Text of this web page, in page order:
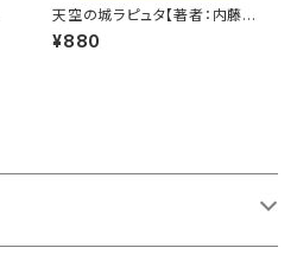
天空の城ラピュタ【著者：内藤百
五花】出版社：東京音楽書院 19
92年
¥880